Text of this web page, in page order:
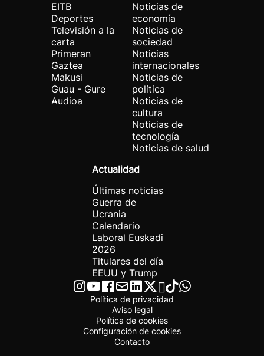
EITB
Deportes
Televisión a la
carta
Primeran
Gaztea
Makusi
Guau - Gure
Audioa
Noticias de
economía
Noticias de
sociedad
Noticias
internacionales
Noticias de
política
Noticias de
cultura
Noticias de
tecnología
Noticias de salud
Actualidad
Últimas noticias
Guerra de
Ucrania
Calendario
Laboral Euskadi
2026
Titulares del día
EEUU y Trump
Política de privacidad
Aviso legal
Política de cookies
Configuración de cookies
Contacto